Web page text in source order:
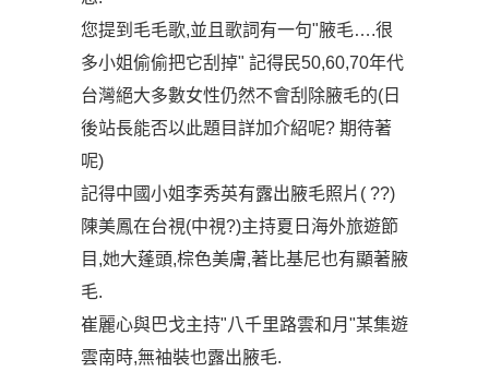
您提到毛毛歌,並且歌詞有一句"腋毛….很
多小姐偷偷把它刮掉" 記得民50,60,70年代
台灣絕大多數女性仍然不會刮除腋毛的(日
後站長能否以此題目詳加介紹呢? 期待著
呢)
記得中國小姐李秀英有露出腋毛照片( ??)
陳美鳳在台視(中視?)主持夏日海外旅遊節
目,她大蓬頭,棕色美膚,著比基尼也有顯著腋
毛.
崔麗心與巴戈主持"八千里路雲和月"某集遊
雲南時,無袖裝也露出腋毛.